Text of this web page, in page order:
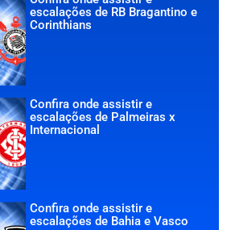
escalações de RB Bragantino e
Corinthians
Confira onde assistir e
escalações de Palmeiras x
Internacional
Confira onde assistir e
escalações de Bahia e Vasco